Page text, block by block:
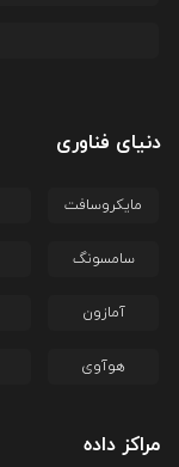
دنیای فناوری
مایکروسافت
سامسونگ
آمازون
هوآوی
مراکز داده